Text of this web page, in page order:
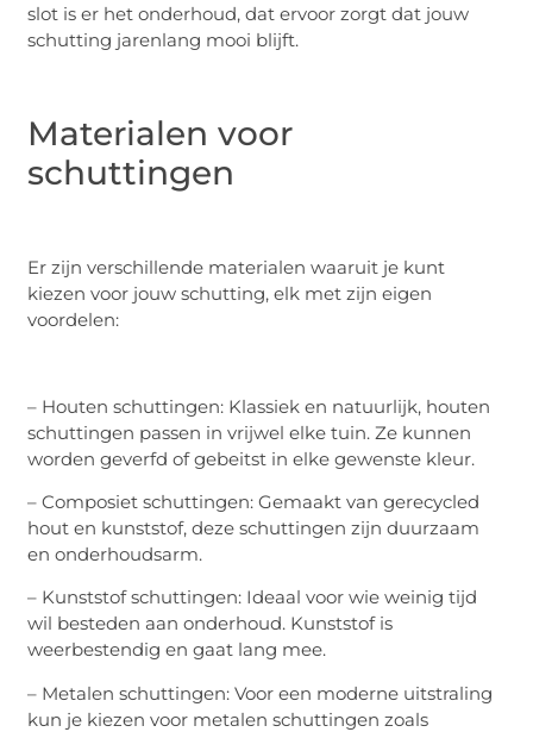
slot is er het onderhoud, dat ervoor zorgt dat jouw
schutting jarenlang mooi blijft.
Materialen voor
schuttingen
Er zijn verschillende materialen waaruit je kunt
kiezen voor jouw schutting, elk met zijn eigen
voordelen:
– Houten schuttingen: Klassiek en natuurlijk, houten
schuttingen passen in vrijwel elke tuin. Ze kunnen
worden geverfd of gebeitst in elke gewenste kleur.
– Composiet schuttingen: Gemaakt van gerecycled
hout en kunststof, deze schuttingen zijn duurzaam
en onderhoudsarm.
– Kunststof schuttingen: Ideaal voor wie weinig tijd
wil besteden aan onderhoud. Kunststof is
weerbestendig en gaat lang mee.
– Metalen schuttingen: Voor een moderne uitstraling
kun je kiezen voor metalen schuttingen zoals